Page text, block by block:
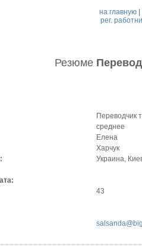
на главную|
рег.
Резюме
Переводчик
среднее
Елена
Харчук
Украина,
43